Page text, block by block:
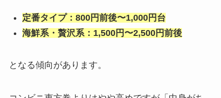
定番タイプ：800円前後〜1,000円台
海鮮系・贅沢系：1,500円〜2,500円前後
となる傾向があります。